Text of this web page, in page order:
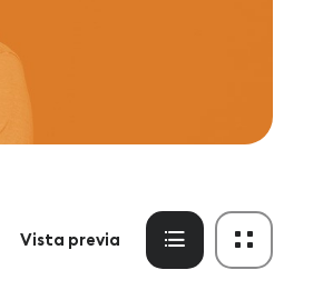
Vista previa